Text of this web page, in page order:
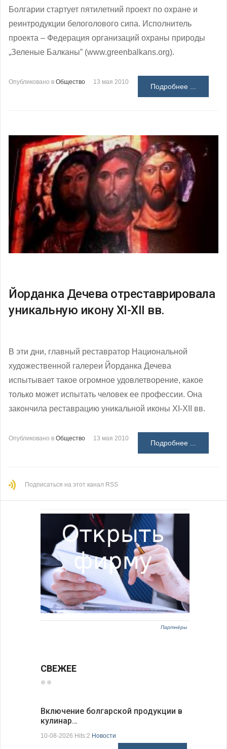
Болгарии стартует пятилетний проект по охране и
реинтродукции белоголового сипа. Исполнитель
проекта – Федерация организаций охраны природы
„Зеленые Балканы” (www.greenbalkans.org).
Опубликовано в Общество 13 мая 2010
Подробнее ...
Йорданка Дечева отреставрировала
уникальную икону ХІ-ХІІ вв.
В эти дни, главный реставратор Национальной
художественной галереи Йорданка Дечева
испытывает такое огромное удовлетворение, какое
только может испытать человек ее профессии. Она
закончила реставрацию уникальной иконы ХІ-ХІІ вв.
Опубликовано в Общество 13 мая 2010
Подробнее ...
Подписаться на этот канал RSS
Партнёры
СВЕЖЕЕ
Включение болгарской продукции в
кулинар…
10-08-2026 Hits:2 Новости